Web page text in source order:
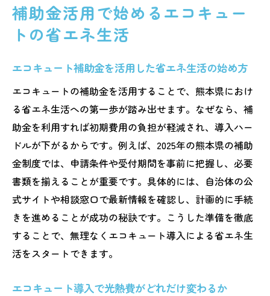
補助金活用で始めるエコキュー
トの省エネ生活
エコキュート補助金を活用した省エネ生活の始め方
エコキュートの補助金を活用することで、熊本県におけ
る省エネ生活への第一歩が踏み出せます。なぜなら、補
助金を利用すれば初期費用の負担が軽減され、導入ハー
ドルが下がるからです。例えば、2025年の熊本県の補助
金制度では、申請条件や受付期間を事前に把握し、必要
書類を揃えることが重要です。具体的には、自治体の公
式サイトや相談窓口で最新情報を確認し、計画的に手続
きを進めることが成功の秘訣です。こうした準備を徹底
することで、無理なくエコキュート導入による省エネ生
活をスタートできます。
エコキュート導入で光熱費がどれだけ変わるか